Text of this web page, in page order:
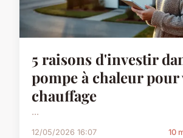
5 raisons d'investir
pompe à chaleur pour
chauffage
...
12/05/2026 16:07 10